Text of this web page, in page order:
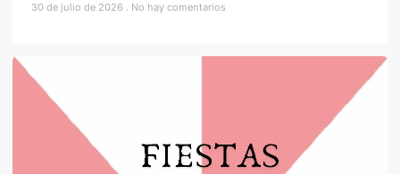
30 de julio de 2026 No hay comentarios